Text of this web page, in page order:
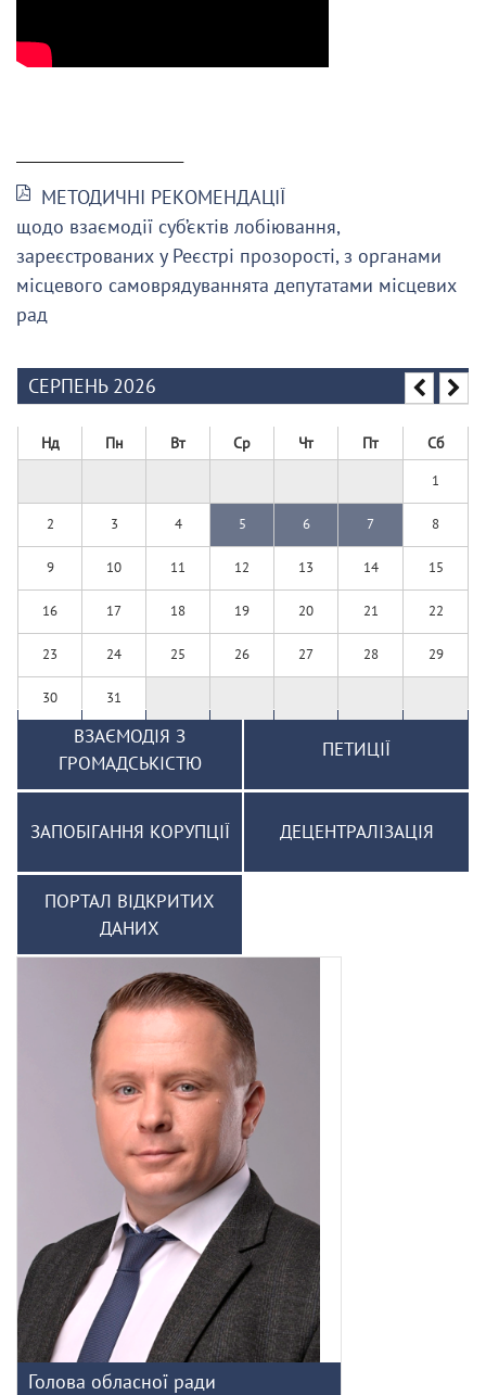
МЕТОДИЧНІ РЕКОМЕНДАЦІЇ
щодо взаємодії суб’єктів лобіювання,
зареєстрованих у Реєстрі прозорості, з органами
місцевого самоврядуваннята депутатами місцевих
рад
СЕРПЕНЬ 2026
Нд Пн Вт Ср Чт Пт Сб
1
2 3 4 5 6 7 8
9 10 11 12 13 14 15
16 17 18 19 20 21 22
23 24 25 26 27 28 29
30 31
ВЗАЄМОДІЯ З
ГРОМАДСЬКІСТЮ
ПЕТИЦІЇ
ЗАПОБІГАННЯ КОРУПЦІЇ ДЕЦЕНТРАЛІЗАЦІЯ
ПОРТАЛ ВІДКРИТИХ
ДАНИХ
Голова обласної ради